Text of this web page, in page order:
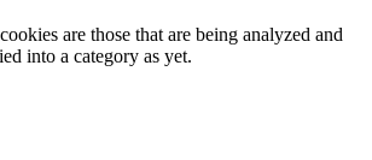
are those that are being analyzed and
into a category as yet.